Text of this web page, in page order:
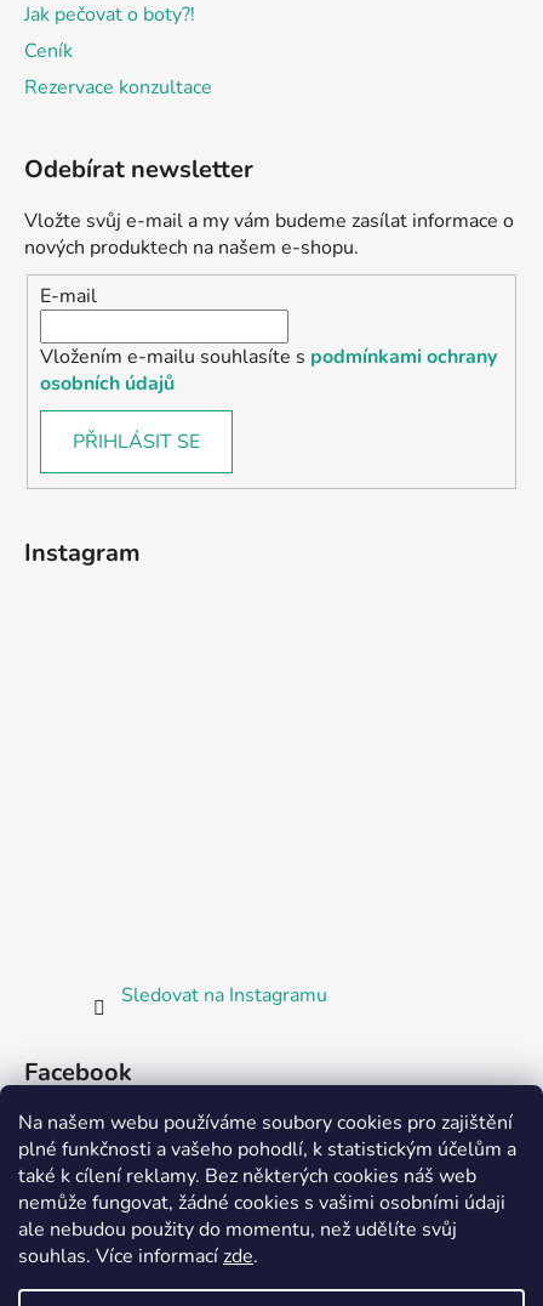
Na našem webu používáme soubory cookies pro zajištění
plné funkčnosti a vašeho pohodlí, k statistickým účelům a
také k cílení reklamy. Bez některých cookies náš web
nemůže fungovat, žádné cookies s vašimi osobními údaji
ale nebudou použity do momentu, než udělíte svůj
souhlas. Více informacízde.
Jak pečovat o boty?!
Ceník
Rezervace konzultace
Odebírat newsletter
Vložte svůj e-mail a my vám budeme zasílat informace o
nových produktech na našem e-shopu.
E-mail
Vložením e-mailu souhlasíte s podmínkami ochrany
osobních údajů
PŘIHLÁSIT SE
Instagram
Sledovat na Instagramu
Facebook
Partnerská prodejna Barefoot Plzeň